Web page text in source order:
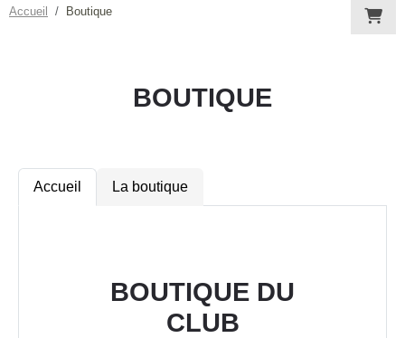
Accueil Boutique
BOUTIQUE
Accueil La boutique
BOUTIQUE DU
CLUB